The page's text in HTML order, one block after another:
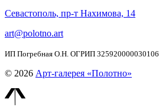
Севастополь, пр-т Нахимова, 14
art@polotno.art
ИП Погребная О.Н. ОГРИП 325920000030106
© 2026 Арт-галерея «Полотно»